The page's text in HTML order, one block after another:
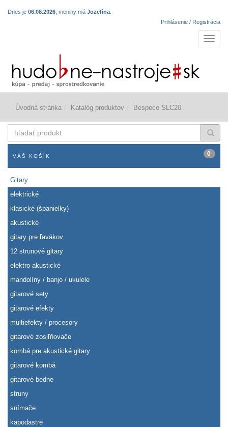
Dnes je 06.08.2026 , meniny má Jozefína
Prihlásenie / Registrácia
Úvodná stránka Katalóg produktov Bespeco SLC20
produkt
VÁŠ KOŠÍK 0
Gitary
elektrické
klasické (španielky)
akustické
gitary pre ľavákov
12 strunové gitary
elektro-akustické
mandolíny / banjo / ukulele
gitarové sety
gitarové efekty
multiefekty / procesory
gitarové zosiľňovače
kombá pre akustické gitary
gitarové kombá
gitarové bedne
struny
snímače
kapodastre